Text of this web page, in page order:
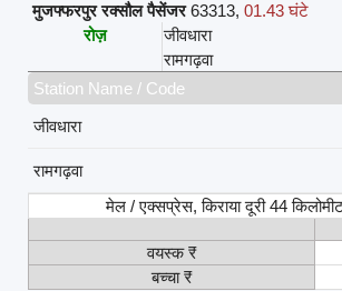
मुजफ्फरपुर रक्सौल पैसेंजर 63313,01.43 घंटे
रोज़
जीवधारा
रामगढ़वा
Station Name / Code
जीवधारा
रामगढ़वा
मेल / एक्सप्रेस, किराया दूरी 44
वयस्क ₹
बच्चा ₹